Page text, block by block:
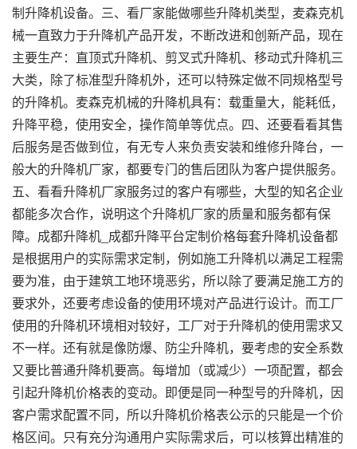
制升降机设备。三、看厂家能做哪些升降机类型，麦森克机
械一直致力于升降机产品开发，不断改进和创新产品，现在
主要生产：直顶式升降机、剪叉式升降机、移动式升降机三
大类，除了标准型升降机外，还可以特殊定做不同规格型号
的升降机。麦森克机械的升降机具有：载重量大，能耗低，
升降平稳，使用安全，操作简单等优点。四、还要看看其售
后服务是否做到位，有无专人来负责安装和维修升降台，一
般大的升降机厂家，都要专门的售后团队为客户提供服务。
五、看看升降机厂家服务过的客户有哪些，大型的知名企业
都能多次合作，说明这个升降机厂家的质量和服务都有保
障。成都升降机_成都升降平台定制价格每套升降机设备都
是根据用户的实际需求定制，例如施工升降机以满足工程需
要为准，由于建筑工地环境恶劣，所以除了要满足施工方的
要求外，还要考虑设备的使用环境对产品进行设计。而工厂
使用的升降机环境相对较好，工厂对于升降机的使用需求又
不一样。还有就是像防爆、防尘升降机，要考虑的安全系数
又要比普通升降机要高。每增加（或减少）一项配置，都会
引起升降机价格表的变动。即便是同一种型号的升降机，因
客户需求配置不同，所以升降机价格表公示的只能是一个价
格区间。只有充分沟通用户实际需求后，可以核算出精准的